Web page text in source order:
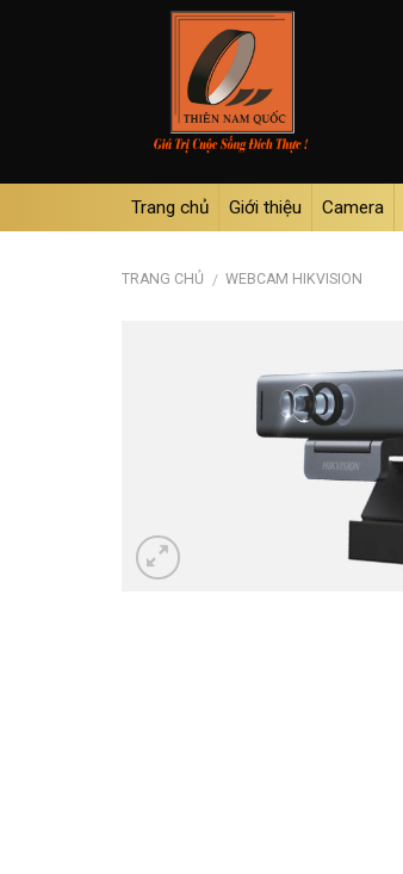
Trang chủ Giới thiệu Camera
TRANG CHỦ / WEBCAM HIKVISION